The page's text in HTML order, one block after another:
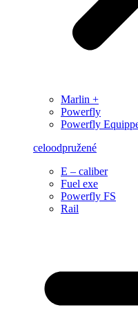
Marlin +
Powerfly
Powerfly
celoodpružené
E – caliber
Fuel exe
Powerfly FS
Rail